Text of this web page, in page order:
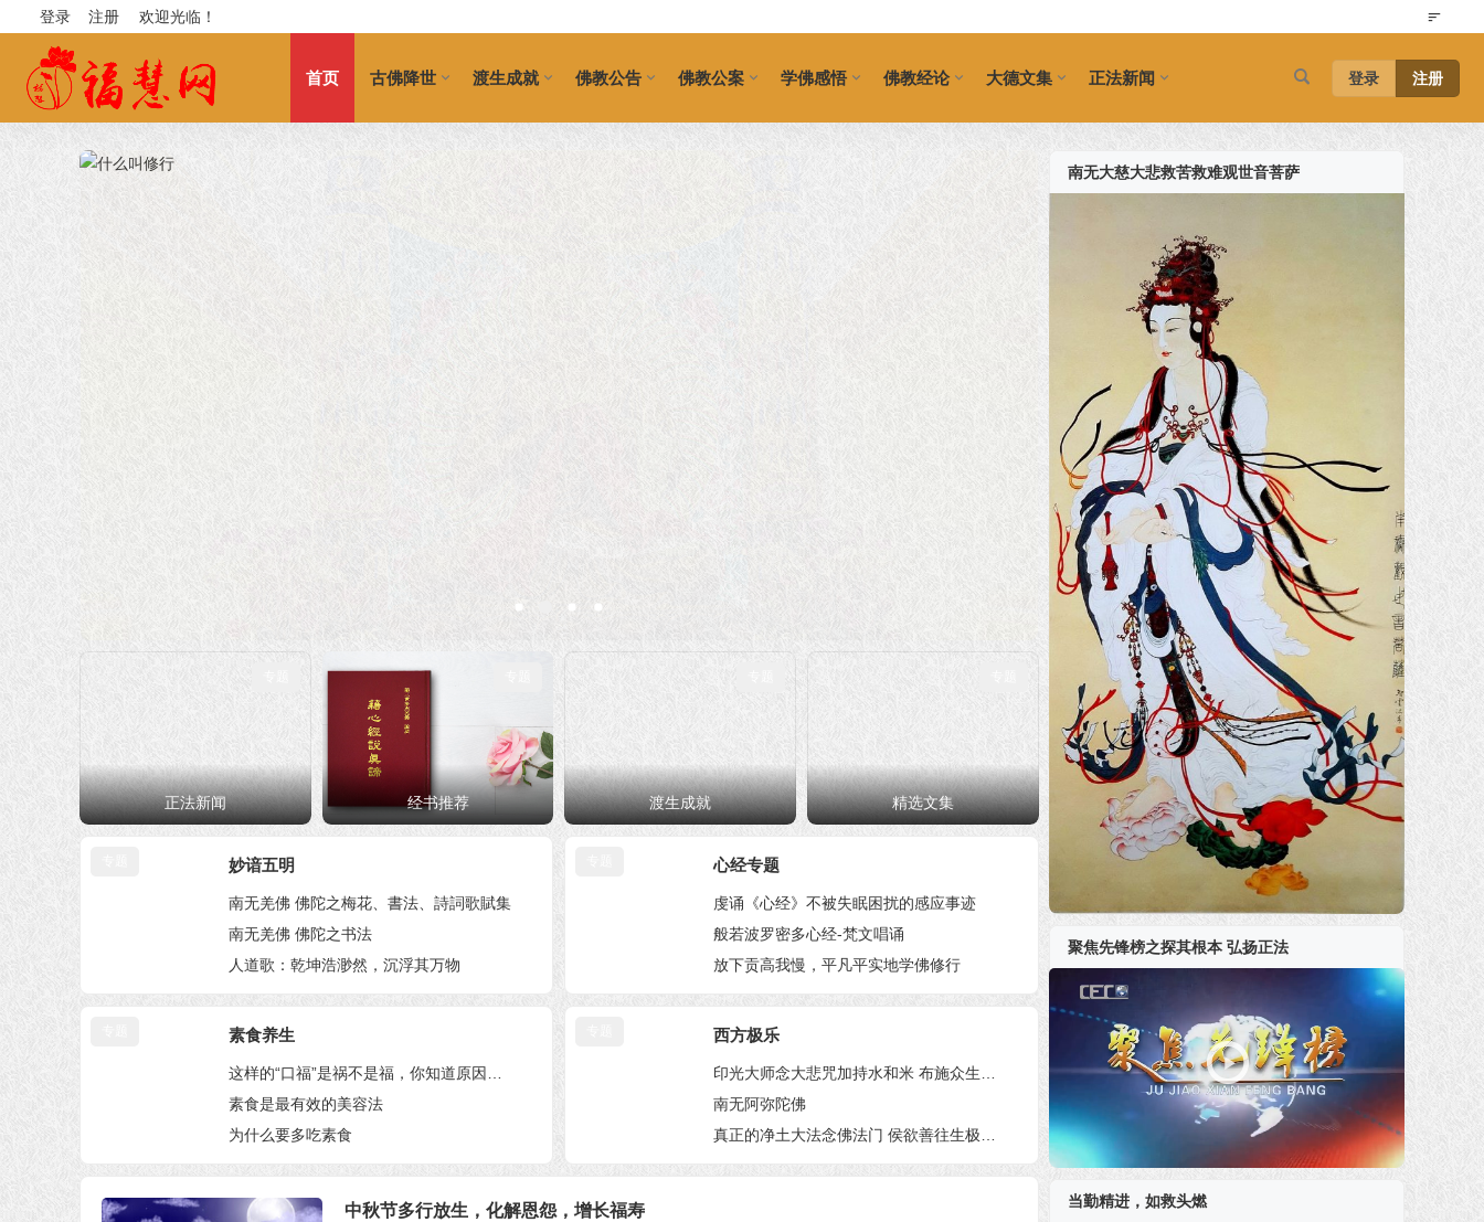
欢迎光临！
登录 注册
首页 古佛降世 渡生成就 佛教公告 佛教公案 学佛感悟 佛教经论 大德文集 正法新闻 登录 注册
正法新闻 经书推荐 渡生成就 精选文集
妙谙五明
南无羌佛 佛陀之梅花、書法、詩詞歌賦集
南无羌佛 佛陀之书法
人道歌：乾坤浩渺然，沉浮其万物
心经专题
虔诵《心经》不被失眠困扰的感应事迹
般若波罗密多心经-梵文唱诵
放下贡高我慢，平凡平实地学佛修行
6篇
素食养生
素食是最有效的美容法
为什么要多吃素食
11篇
西方极乐
南无阿弥陀佛
中秋节多行放生，化解恩怨，增长福寿
南无大慈大悲救苦救难观世音菩萨
聚焦先锋榜之探其根本 弘扬正法
频
器
当勤精进，如救头燃